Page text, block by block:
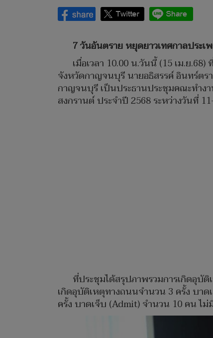
7 วันอันตราย หยุดยาวเทศกาลประ
เมื่อเวลา 10.00 น.วันนี้ (15 เม.ย
จังหวัดกาญจนบุรี นายอธิสรรค์ อินทร์ตร
กาญจนบุรี เป็นประธานประชุมคณะทำง
สงกรานต์ ประจำปี 2568 ระหว่างวันที่
ที่ประชุมได้สรุปภาพรวมการเกิดอุบั
เกิดอุบัติเหตุทางถนนจำนวน 3 ครั้ง บา
ครั้ง บาดเจ็บ (Admit) จำนวน 10 คน ไม่